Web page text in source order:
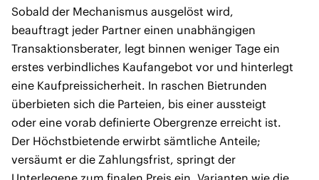
Sobald der Mechanismus ausgelöst wird,
beauftragt jeder Partner einen unabhängigen
Transaktionsberater, legt binnen weniger Tage ein
erstes verbindliches Kaufangebot vor und hinterlegt
eine Kaufpreissicherheit. In raschen Bietrunden
überbieten sich die Parteien, bis einer aussteigt
oder eine vorab definierte Obergrenze erreicht ist.
Der Höchstbietende erwirbt sämtliche Anteile;
versäumt er die Zahlungsfrist, springt der